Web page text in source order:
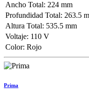
Ancho Total: 224 mm
Profundidad Total: 263.5
Altura Total: 535.5 mm
Voltaje: 110 V
Color: Rojo
Prima